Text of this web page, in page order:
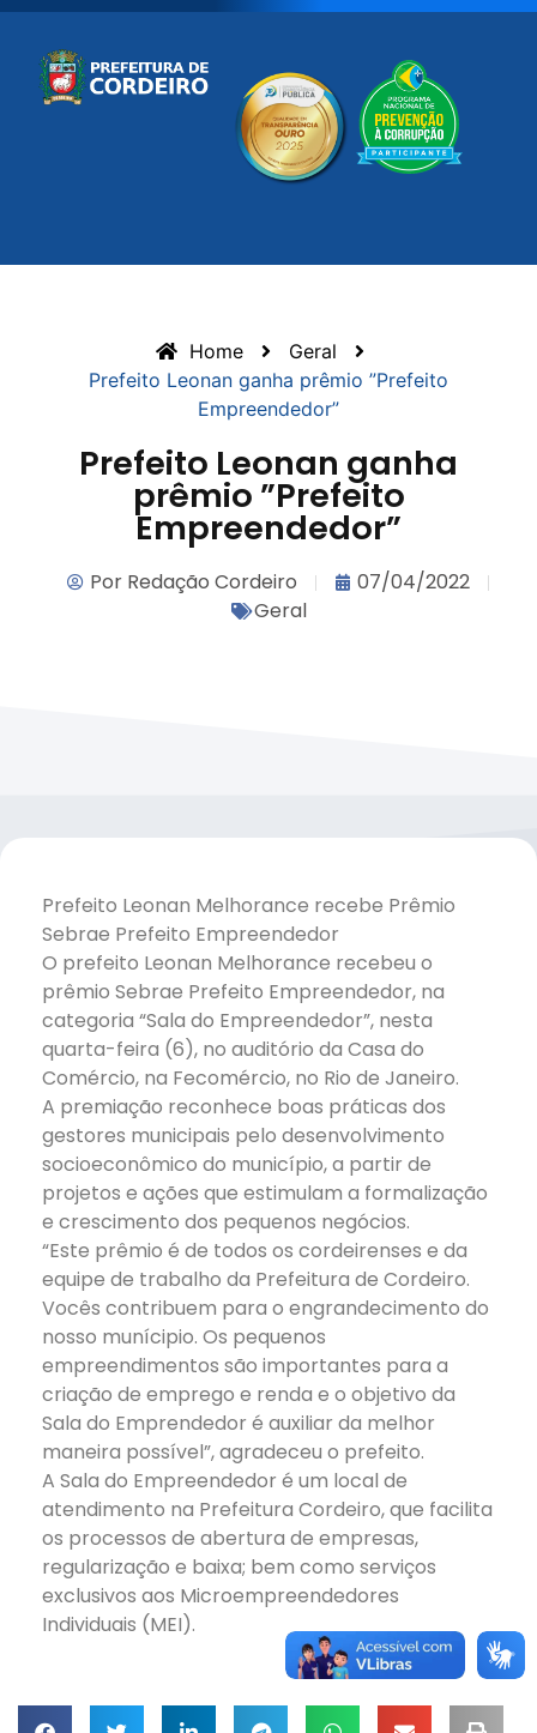
Home
Geral
Prefeito Leonan ganha prêmio ”Prefeito
Empreendedor”
Prefeito Leonan ganha
prêmio ”Prefeito
Empreendedor”
PorRedação Cordeiro
07/04/2022
Geral
Prefeito Leonan Melhorance recebe Prêmio
Sebrae Prefeito Empreendedor
O prefeito Leonan Melhorance recebeu o
prêmio Sebrae Prefeito Empreendedor, na
categoria “Sala do Empreendedor”, nesta
quarta-feira (6), no auditório da Casa do
Comércio, na Fecomércio, no Rio de Janeiro.
A premiação reconhece boas práticas dos
gestores municipais pelo desenvolvimento
socioeconômico do município, a partir de
projetos e ações que estimulam a formalização
e crescimento dos pequenos negócios.
“Este prêmio é de todos os cordeirenses e da
equipe de trabalho da Prefeitura de Cordeiro.
Vocês contribuem para o engrandecimento do
nosso munícipio. Os pequenos
empreendimentos são importantes para a
criação de emprego e renda e o objetivo da
Sala do Emprendedor é auxiliar da melhor
maneira possível”, agradeceu o prefeito.
A Sala do Empreendedor é um local de
atendimento na Prefeitura Cordeiro, que facilita
os processos de abertura de empresas,
regularização e baixa; bem como serviços
exclusivos aos Microempreendedores
Individuais (MEI).